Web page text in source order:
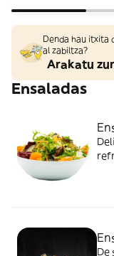
Denda hau itxita
al zabiltza?
Arakatu
Ensaladas
De